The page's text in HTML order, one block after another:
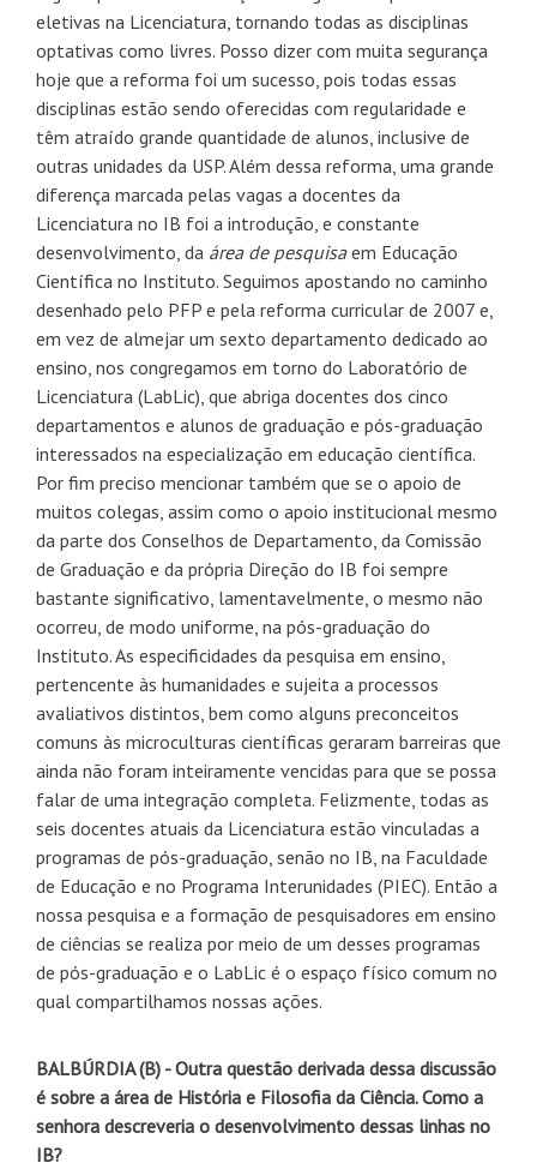
eletivas na Licenciatura, tornando todas as disciplinas
optativas como livres. Posso dizer com muita segurança
hoje que a reforma foi um sucesso, pois todas essas
disciplinas estão sendo oferecidas com regularidade e
têm atraído grande quantidade de alunos, inclusive de
outras unidades da USP. Além dessa reforma, uma grande
diferença marcada pelas vagas a docentes da
Licenciatura no IB foi a introdução, e constante
desenvolvimento, da área de pesquisaem Educação
Científica no Instituto. Seguimos apostando no caminho
desenhado pelo PFP e pela reforma curricular de 2007 e,
em vez de almejar um sexto departamento dedicado ao
ensino, nos congregamos em torno do Laboratório de
Licenciatura (LabLic), que abriga docentes dos cinco
departamentos e alunos de graduação e pós-graduação
interessados na especialização em educação científica.
Por fim preciso mencionar também que se o apoio de
muitos colegas, assim como o apoio institucional mesmo
da parte dos Conselhos de Departamento, da Comissão
de Graduação e da própria Direção do IB foi sempre
bastante significativo, lamentavelmente, o mesmo não
ocorreu, de modo uniforme, na pós-graduação do
Instituto. As especificidades da pesquisa em ensino,
pertencente às humanidades e sujeita a processos
avaliativos distintos, bem como alguns preconceitos
comuns às microculturas científicas geraram barreiras que
ainda não foram inteiramente vencidas para que se possa
falar de uma integração completa. Felizmente, todas as
seis docentes atuais da Licenciatura estão vinculadas a
programas de pós-graduação, senão no IB, na Faculdade
de Educação e no Programa Interunidades (PIEC). Então a
nossa pesquisa e a formação de pesquisadores em ensino
de ciências se realiza por meio de um desses programas
de pós-graduação e o LabLic é o espaço físico comum no
qual compartilhamos nossas ações.
BALBÚRDIA (B) - Outra questão derivada dessa discussão
é sobre a área de História e Filosofia da Ciência. Como a
senhora descreveria o desenvolvimento dessas linhas no
IB?